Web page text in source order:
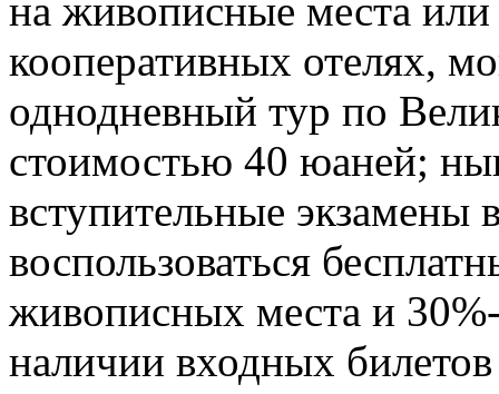
на живописные места или
кооперативных отелях,
однодневный тур по
стоимостью 40 юаней;
вступительные экзамены
воспользоваться
живописных места и
наличии входных